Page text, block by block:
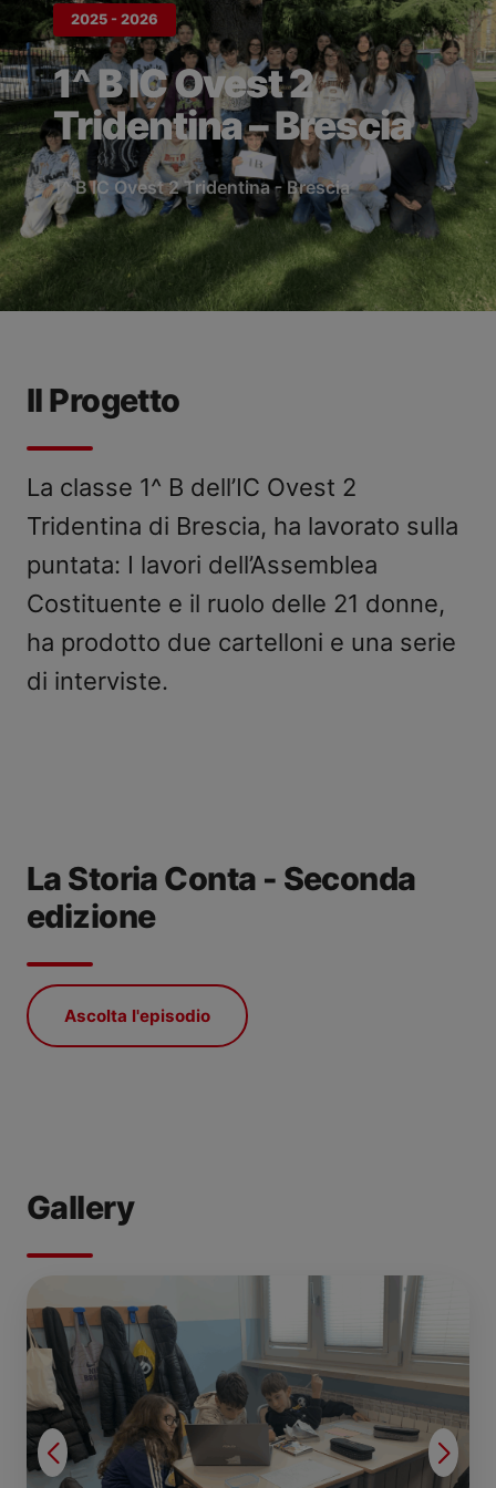
2025 - 2026
1^ B IC Ovest 2
Tridentina – Brescia
1^ B IC Ovest 2 Tridentina - Brescia
Il Progetto
La classe 1^ B dell’IC Ovest 2
Tridentina di Brescia, ha lavorato sulla
puntata: I lavori dell’Assemblea
Costituente e il ruolo delle 21 donne,
ha prodotto due cartelloni e una serie
di interviste.
La Storia Conta - Seconda
edizione
Ascolta l'episodio
Gallery